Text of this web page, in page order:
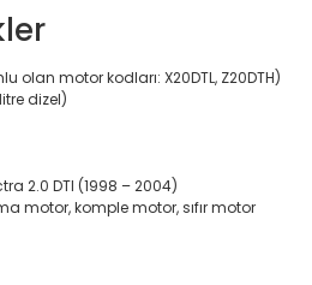
olan motor kodları: X20DTL, Z20DTH)
dizel)
2.0 DTI (1998 – 2004)
motor, komple motor, sıfır motor